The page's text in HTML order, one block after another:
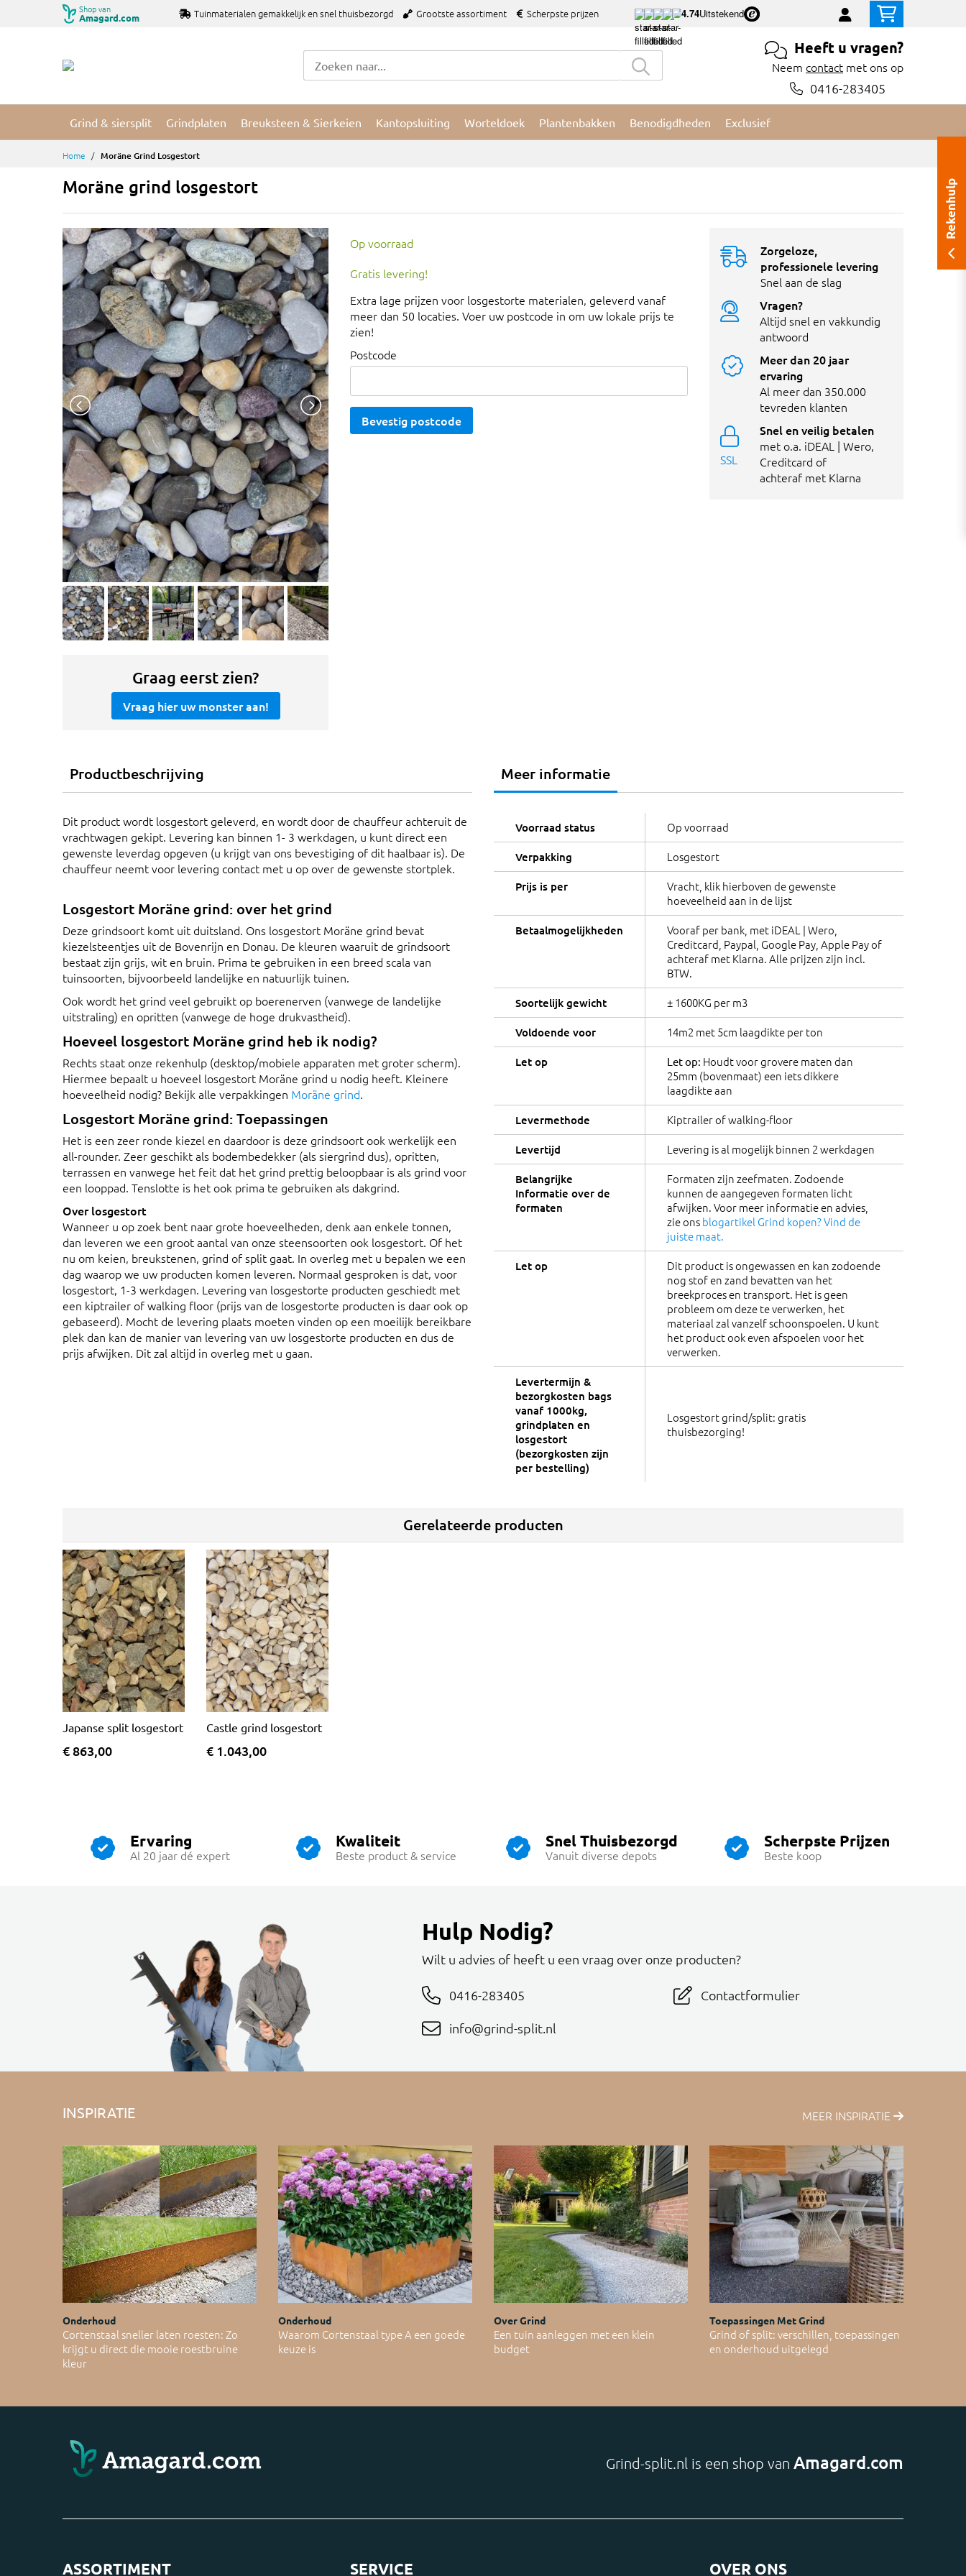
Shop van
Amagard.com Tuinmaterialen gemakkelijk en snel thuisbezorgd Grootste assortiment Scherpste prijzen 4.74Uitstekend
Heeft u vragen?
Neem contact met ons op
0416-283405
Grind & siersplit Grindplaten Breuksteen & Sierkeien Kantopsluiting Worteldoek Plantenbakken Benodigdheden Exclusief
Home Moräne Grind Losgestort
Moräne grind losgestort
Graag eerst zien?
Vraag hier uw monster aan!
Op voorraad
Gratis levering!
Extra lage prijzen voor losgestorte materialen, geleverd vanaf
meer dan 50 locaties. Voer uw postcode in om uw lokale prijs te
zien!
Postcode
Bevestig postcode
Zorgeloze,
professionele levering
Snel aan de slag
Vragen?
Altijd snel en vakkundig
antwoord
Meer dan 20 jaar
ervaring
Al meer dan 350.000
tevreden klanten
SSL
Snel en veilig betalen
met o.a. iDEAL | Wero,
Creditcard of
achteraf met Klarna
Productbeschrijving
Dit product wordt losgestort geleverd, en wordt door de chauffeur achteruit de
vrachtwagen gekipt. Levering kan binnen 1- 3 werkdagen, u kunt direct een
gewenste leverdag opgeven (u krijgt van ons bevestiging of dit haalbaar is). De
chauffeur neemt voor levering contact met u op over de gewenste stortplek.
Losgestort Moräne grind: over het grind
Deze grindsoort komt uit duitsland. Ons losgestort Moräne grind bevat
kiezelsteentjes uit de Bovenrijn en Donau. De kleuren waaruit de grindsoort
bestaat zijn grijs, wit en bruin. Prima te gebruiken in een breed scala van
tuinsoorten, bijvoorbeeld landelijke en natuurlijk tuinen.
Ook wordt het grind veel gebruikt op boerenerven (vanwege de landelijke
uitstraling) en opritten (vanwege de hoge drukvastheid).
Hoeveel losgestort Moräne grind heb ik nodig?
Rechts staat onze rekenhulp (desktop/mobiele apparaten met groter scherm).
Hiermee bepaalt u hoeveel losgestort Moräne grind u nodig heeft. Kleinere
hoeveelheid nodig? Bekijk alle verpakkingen Moräne grind.
Losgestort Moräne grind: Toepassingen
Het is een zeer ronde kiezel en daardoor is deze grindsoort ook werkelijk een
all-rounder. Zeer geschikt als bodembedekker (als siergrind dus), opritten,
terrassen en vanwege het feit dat het grind prettig beloopbaar is als grind voor
een looppad. Tenslotte is het ook prima te gebruiken als dakgrind.
Over losgestort
Wanneer u op zoek bent naar grote hoeveelheden, denk aan enkele tonnen,
dan leveren we een groot aantal van onze steensoorten ook losgestort. Of het
nu om keien, breukstenen, grind of split gaat. In overleg met u bepalen we een
dag waarop we uw producten komen leveren. Normaal gesproken is dat, voor
losgestort, 1-3 werkdagen. Levering van losgestorte producten geschiedt met
een kiptrailer of walking floor (prijs van de losgestorte producten is daar ook op
gebaseerd). Mocht de levering plaats moeten vinden op een moeilijk bereikbare
plek dan kan de manier van levering van uw losgestorte producten en dus de
prijs afwijken. Dit zal altijd in overleg met u gaan.
Meer informatie
Voorraad status Op voorraad
Verpakking Losgestort
Prijs is per
Vracht, klik hierboven de gewenste
hoeveelheid aan in de lijst
Betaalmogelijkheden
Vooraf per bank, met iDEAL | Wero,
Creditcard, Paypal, Google Pay, Apple Pay of
achteraf met Klarna. Alle prijzen zijn incl.
BTW.
Soortelijk gewicht ± 1600KG per m3
Voldoende voor 14m2 met 5cm laagdikte per ton
Let op Let op: Houdt voor grovere maten dan
25mm (bovenmaat) een iets dikkere
laagdikte aan
Levermethode Kiptrailer of walking-floor
Levertijd Levering is al mogelijk binnen 2 werkdagen
Belangrijke
Informatie over de
formaten
Formaten zijn zeefmaten. Zodoende
kunnen de aangegeven formaten licht
afwijken. Voor meer informatie en advies,
zie onsblogartikel Grind kopen? Vind de
juiste maat.
Let op
Dit product is ongewassen en kan zodoende
nog stof en zand bevatten van het
breekproces en transport. Het is geen
probleem om deze te verwerken, het
materiaal zal vanzelf schoonspoelen. U kunt
het product ook even afspoelen voor het
verwerken.
Levertermijn &
bezorgkosten bags
vanaf 1000kg,
grindplaten en
losgestort
(bezorgkosten zijn
per bestelling)
Losgestort grind/split: gratis
thuisbezorging!
Gerelateerde producten
Japanse split losgestort
€ 863,00
Castle grind losgestort
€ 1.043,00
Ervaring
Al 20 jaar dé expert
Kwaliteit
Beste product & service
Snel Thuisbezorgd
Vanuit diverse depots
Scherpste Prijzen
Beste koop
Hulp Nodig?
Wilt u advies of heeft u een vraag over onze producten?
0416-283405
info@grind-split.nl
Contactformulier
INSPIRATIE MEER INSPIRATIE
Onderhoud
Cortenstaal sneller laten roesten: Zo
krijgt u direct die mooie roestbruine
kleur
Onderhoud
Waarom Cortenstaal type A een goede
keuze is
Over Grind
Een tuin aanleggen met een klein
budget
Toepassingen Met Grind
Grind of split: verschillen, toepassingen
en onderhoud uitgelegd
Grind-split.nl is een shop van Amagard.com
ASSORTIMENT SERVICE OVER ONS
Rekenhulp